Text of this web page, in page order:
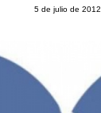
5 de julio de 2012